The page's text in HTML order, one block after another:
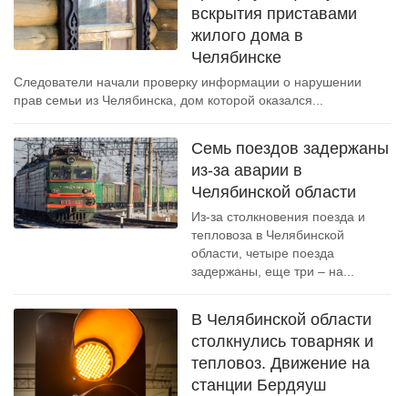
вскрытия приставами
жилого дома в
Челябинске
Следователи начали проверку информации о нарушении
прав семьи из Челябинска, дом которой оказался...
Семь поездов задержаны
из-за аварии в
Челябинской области
Из-за столкновения поезда и
тепловоза в Челябинской
области, четыре поезда
задержаны, еще три – на...
В Челябинской области
столкнулись товарняк и
тепловоз. Движение на
станции Бердяуш